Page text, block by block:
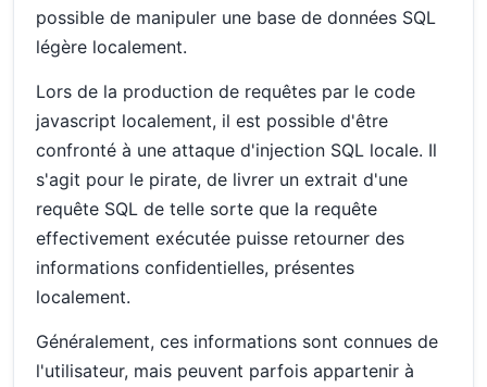
possible de manipuler une base de données SQL
légère localement.
Lors de la production de requêtes par le code
javascript localement, il est possible d'être
confronté à une attaque d'injection SQL locale. Il
s'agit pour le pirate, de livrer un extrait d'une
requête SQL de telle sorte que la requête
effectivement exécutée puisse retourner des
informations confidentielles, présentes
localement.
Généralement, ces informations sont connues de
l'utilisateur, mais peuvent parfois appartenir à